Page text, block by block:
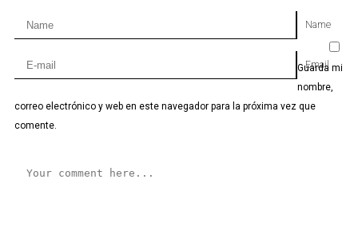
Name
Email
Guarda mi
nombre,
correo electrónico y web en este navegador para la próxima vez que
comente.